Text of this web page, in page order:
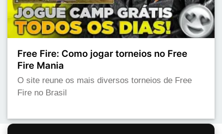
Free Fire: Como jogar torneios no Free
Fire Mania
O site reune os mais diversos torneios de Free
Fire no Brasil